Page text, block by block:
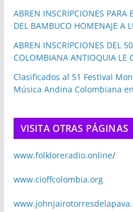
ABREN INSCRIPCIONES PARA
DEL BAMBUCO HOMENAJE A
ABREN INSCRIPCIONES DEL
COLOMBIANA ANTIOQUIA LE
Clasificados al 51 Festival
Música Andina Colombiana
VISITA OTRAS PÁGINAS
www.folkloreradio.online/
www.cioffcolombia.org